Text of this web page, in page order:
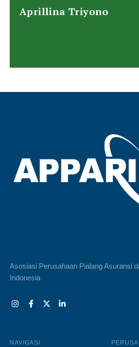
Aprillina Triyono
Asosiasi Perusahaan Pialang Asuransi
Indonesia
NAVIGASI